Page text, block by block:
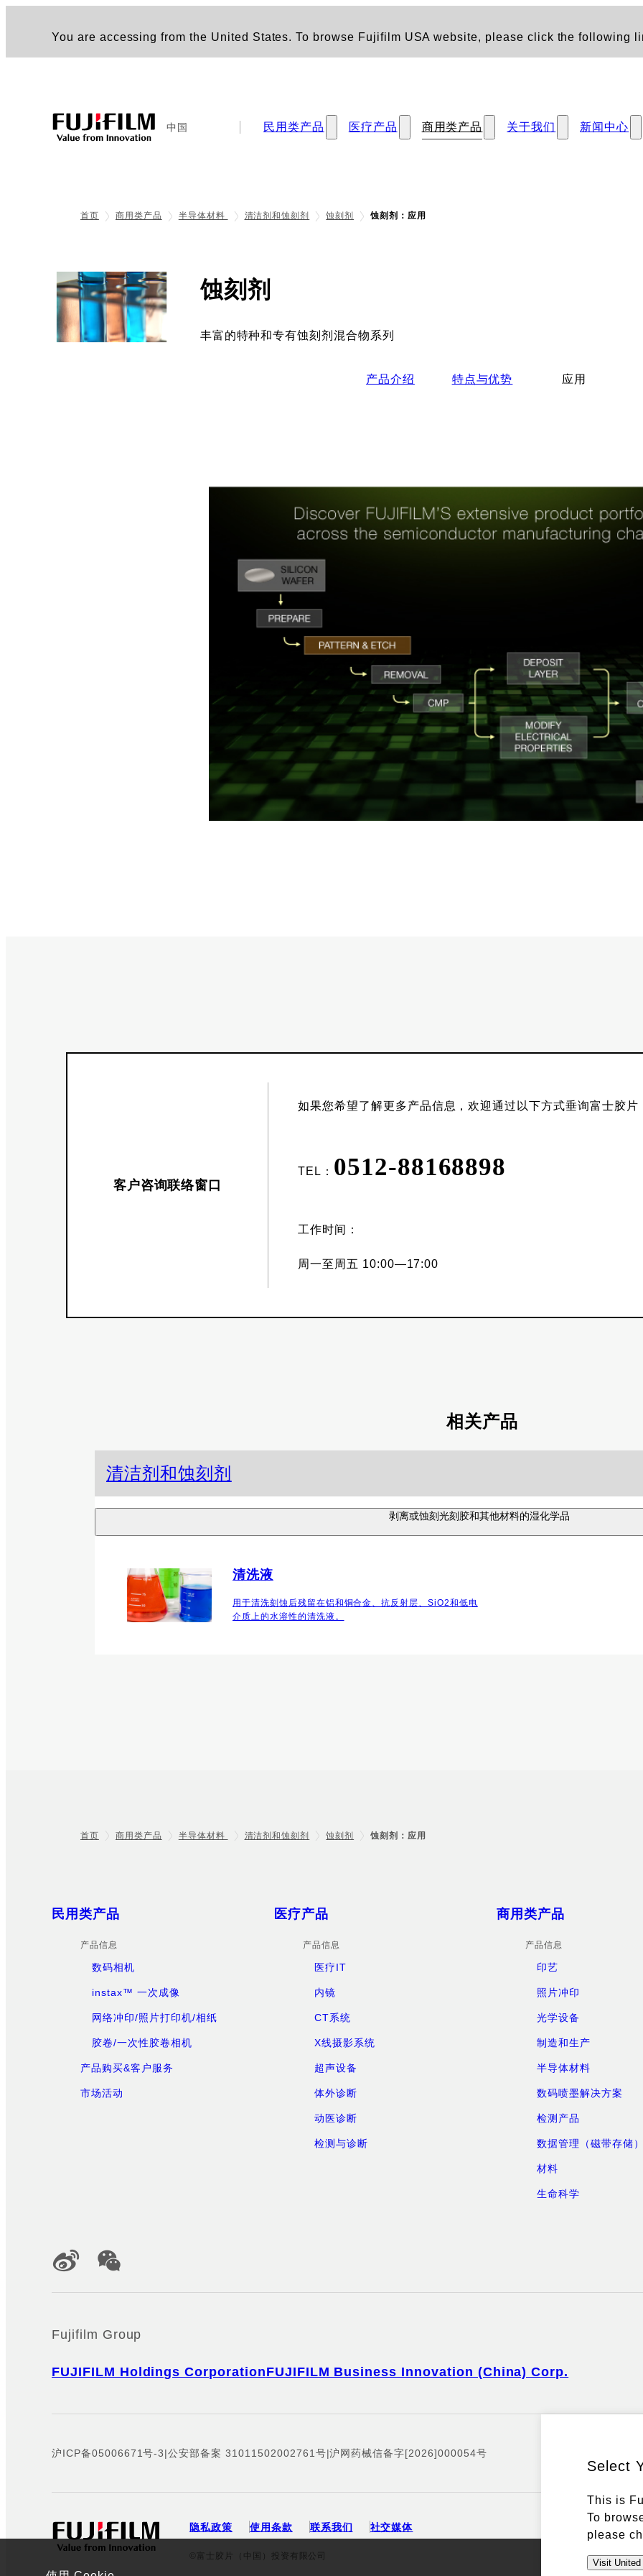
Select
This is
To
please
Visit
You are accessing from the United States. To browse Fujifilm USA website, please click the following
中国 民用类产品 医疗产品 商用类产品 关于我们 新闻中心
首页 商用类产品 半导体材料 清洁剂和蚀刻剂 蚀刻剂 蚀刻剂：应用
蚀刻剂
丰富的特种和专有蚀刻剂混合物系列
产品介绍 特点与优势 应用
客户咨询联络窗口
如果您希望了解更多产品信息，欢迎通过以下方式垂询富士胶
TEL： 0512-88168898
工作时间：
周一至周五 10:00—17:00
相关产品
清洁剂和蚀刻剂
剥离或蚀刻光刻胶和其他材料的湿化学品
清洗液
用于清洗刻蚀后残留在铝和铜合金、抗反射层、SiO2和低电
介质上的水溶性的清洗液。
首页 商用类产品 半导体材料 清洁剂和蚀刻剂 蚀刻剂 蚀刻剂：应用
Sitemap
民用类产品
产品信息
数码相机
instax™ 一次成像
网络冲印/照片打印机/相纸
胶卷/一次性胶卷相机
产品购买&客户服务
市场活动
医疗产品
产品信息
医疗IT
内镜
CT系统
X线摄影系统
超声设备
体外诊断
动医诊断
检测与诊断
商用类产品
产品信息
印艺
照片冲印
光学设备
制造和生产
半导体材料
数码喷墨解决方案
检测产品
数据管理（磁带存储
材料
生命科学
Official Social Media Accounts
Fujifilm Group
FUJIFILM Holdings CorporationFUJIFILM Business Innovation (China) Corp.
沪ICP备05006671号-3|公安部备案 31011502002761号|沪网药械信备字[2026]000054号
隐私政策 使用条款 联系我们 社交媒体
©富士胶片（中国）投资有限公司